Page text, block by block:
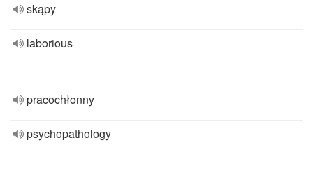
skąpy
laborious
pracochłonny
psychopathology